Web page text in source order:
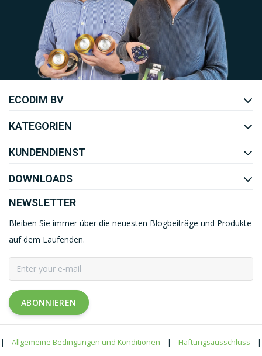
Uw EcoDim team
ECODIM BV
KATEGORIEN
KUNDENDIENST
DOWNLOADS
NEWSLETTER
Bleiben Sie immer über die neuesten Blogbeiträge und Produkte
auf dem Laufenden.
ABONNIEREN
| Allgemeine Bedingungen und Konditionen | Haftungsausschluss |